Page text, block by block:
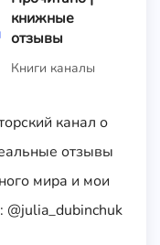
книжные
отзывы
Книги каналы
канал о
отзывы
мира и мои
@julia_dubinchuk